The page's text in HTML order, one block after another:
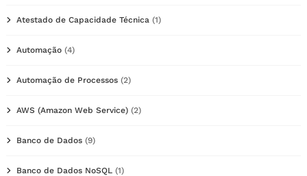
Atestado de Capacidade Técnica (1)
Automação (4)
Automação de Processos (2)
AWS (Amazon Web Service) (2)
Banco de Dados (9)
Banco de Dados NoSQL (1)